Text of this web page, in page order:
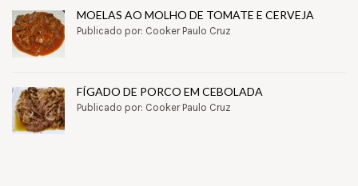
MOELAS AO MOLHO DE TOMATE E CERVEJA
Publicado por: Cooker Paulo Cruz
FÍGADO DE PORCO EM CEBOLADA
Publicado por: Cooker Paulo Cruz